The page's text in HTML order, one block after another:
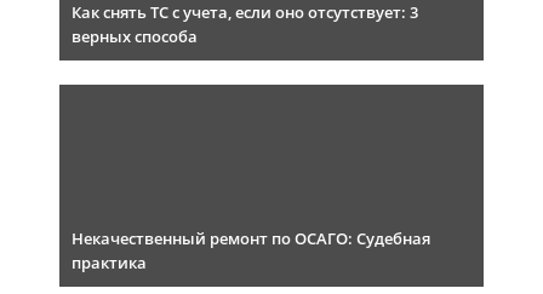
Как снять ТС с учета, если оно отсутствует: 3
верных способа
Некачественный ремонт по ОСАГО: Судебная
практика